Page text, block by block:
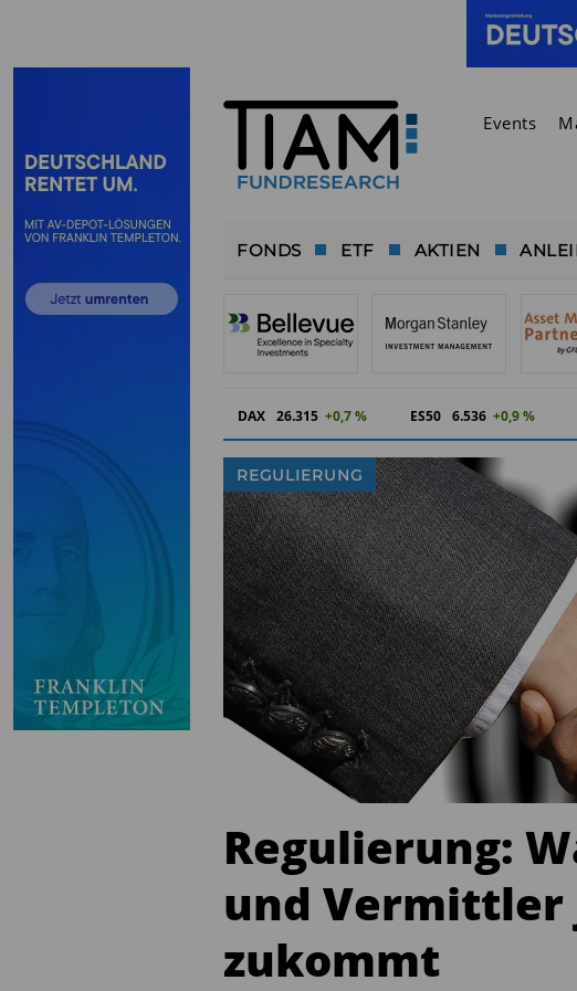
Events
FONDS ETF AKTIEN
DAX 26.315 +0,7 % ES50 6.536 +0,9 %
REGULIERUNG
Regulierung:
und
zukommt